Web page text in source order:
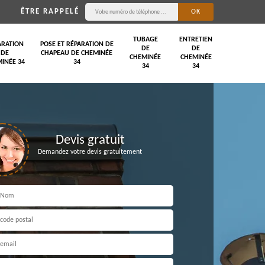
ÊTRE RAPPELÉ
DE
34
POSE ET RÉPARATION DE
CHAPEAU DE CHEMINÉE
34
TUBAGE
DE
CHEMINÉE
34
ENTRETIEN
DE
CHEMINÉE
34
Devis gratuit
Demandez votre devis gratuitement